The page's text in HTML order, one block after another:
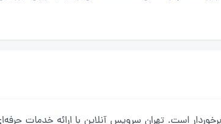
است. تهران سرویس آنلاین با ارائه خدمات